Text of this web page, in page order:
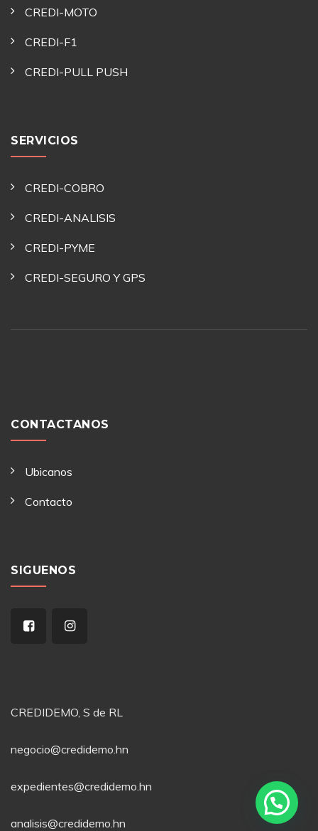
CREDI-MOTO
CREDI-F1
CREDI-PULL PUSH
SERVICIOS
CREDI-COBRO
CREDI-ANALISIS
CREDI-PYME
CREDI-SEGURO Y GPS
CONTACTANOS
Ubicanos
Contacto
SIGUENOS
CREDIDEMO, S de RL
negocio@credidemo.hn
expedientes@credidemo.hn
analisis@credidemo.hn